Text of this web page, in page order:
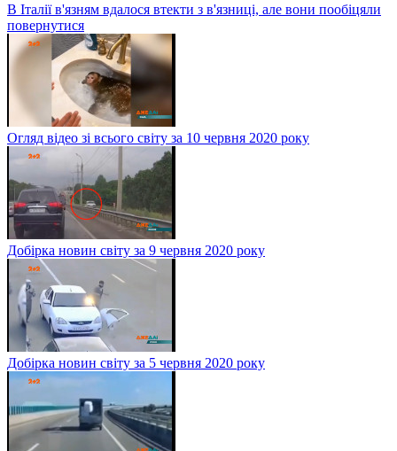
В Італії в'язням вдалося втекти з в'язниці, але вони пообіцяли
повернутися
Огляд відео зі всього світу за 10 червня 2020 року
Добірка новин світу за 9 червня 2020 року
Добірка новин світу за 5 червня 2020 року